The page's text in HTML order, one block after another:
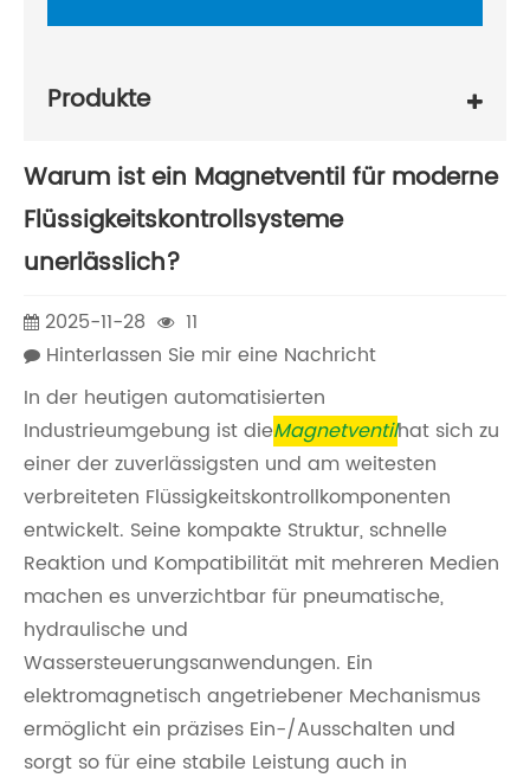
Produkte
Warum ist ein Magnetventil für moderne
Flüssigkeitskontrollsysteme
unerlässlich?
2025-11-28
11
Hinterlassen Sie mir eine Nachricht
In der heutigen automatisierten
Industrieumgebung ist dieMagnetventilhat sich zu
einer der zuverlässigsten und am weitesten
verbreiteten Flüssigkeitskontrollkomponenten
entwickelt. Seine kompakte Struktur, schnelle
Reaktion und Kompatibilität mit mehreren Medien
machen es unverzichtbar für pneumatische,
hydraulische und
Wassersteuerungsanwendungen. Ein
elektromagnetisch angetriebener Mechanismus
ermöglicht ein präzises Ein-/Ausschalten und
sorgt so für eine stabile Leistung auch in